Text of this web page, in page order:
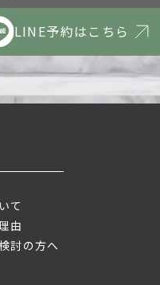
LINE予約はこちら
て
由
討の方へ